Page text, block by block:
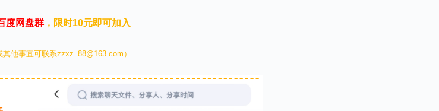
度网盘群 ，限时10元即可加入
其他事宜可联系zzxz_88@163.com）